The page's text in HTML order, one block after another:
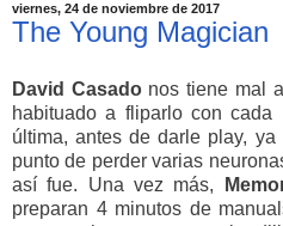
viernes, 24 de noviembre de 2017
The Young Magician
David Casadonos tiene mal
habituado a fliparlo con
última, antes de darle play,
punto de perder varias
así fue. Una vez más,
preparan 4 minutos de